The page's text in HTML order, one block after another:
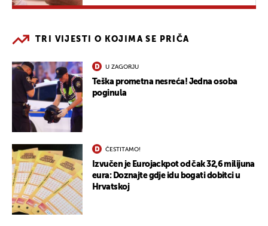
TRI VIJESTI O KOJIMA SE PRIČA
U ZAGORJU
Teška prometna nesreća! Jedna osoba
poginula
ČESTITAMO!
Izvučen je Eurojackpot od čak 32,6 milijuna
eura: Doznajte gdje idu bogati dobitci u
Hrvatskoj